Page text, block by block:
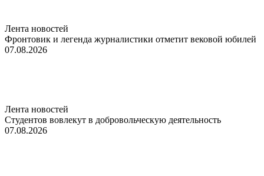
Лента новостей
Фронтовик и легенда журналистики отметит вековой юбилей
07.08.2026
Лента новостей
Студентов вовлекут в добровольческую деятельность
07.08.2026